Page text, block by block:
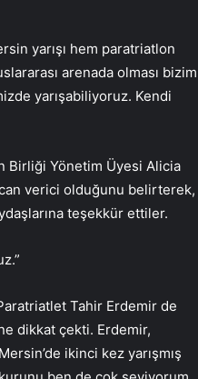
yarışı hem paratriatlon
arenada olması bizim
yarışabiliyoruz. Kendi
Birliği Yönetim Üyesi Alicia
verici olduğunu belirterek,
teşekkür ettiler.
Tahir Erdemir de
dikkat çekti. Erdemir,
ikinci kez yarışmış